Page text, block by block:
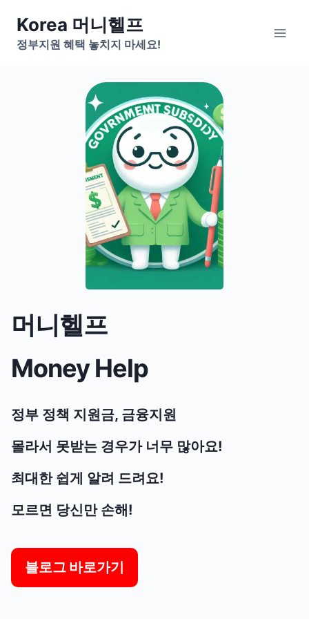
content
Korea 머니헬프
정부지원 혜택 놓치지 마세요!
머니헬프
Money Help
정부 정책 지원금, 금융지원
몰라서 못받는 경우가 너무 많아요!
최대한 쉽게 알려 드려요!
모르면 당신만 손해!
블로그 바로가기